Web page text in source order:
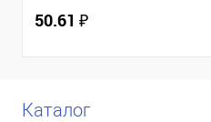
50.61 ₽
Каталог